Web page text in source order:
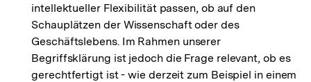
intellektueller Flexibilität passen, ob auf den
Schauplätzen der Wissenschaft oder des
Geschäftslebens. Im Rahmen unserer
Begriffsklärung ist jedoch die Frage relevant, ob es
gerechtfertigt ist - wie derzeit zum Beispiel in einem